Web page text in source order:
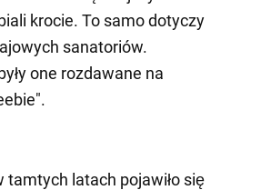
krocie. To samo dotyczy
sanatoriów.
one rozdawane na
tamtych latach pojawiło się